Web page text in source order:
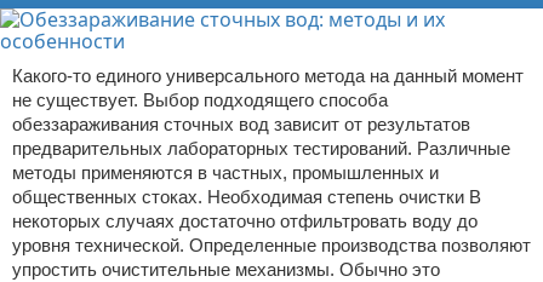
Какого-то единого универсального метода на данный момент
не существует. Выбор подходящего способа
обеззараживания сточных вод зависит от результатов
предварительных лабораторных тестирований. Различные
методы применяются в частных, промышленных и
общественных стоках. Необходимая степень очистки В
некоторых случаях достаточно отфильтровать воду до
уровня технической. Определенные производства позволяют
упростить очистительные механизмы. Обычно это